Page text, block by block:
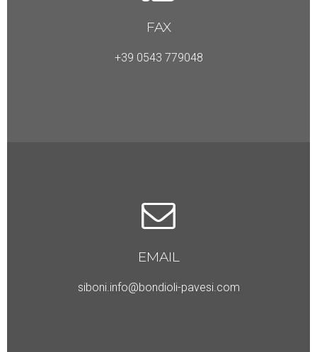
FAX
+39 0543 779048
EMAIL
siboni.info@bondioli-pavesi.com